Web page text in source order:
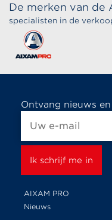
De merken van de
specialisten in de
Ontvang nieuws
AIXAM PRO
Nieuws